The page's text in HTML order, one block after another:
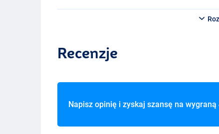
Recenzje
Napisz opinię i zyskaj szansę na wygraną